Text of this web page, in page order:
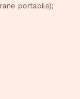
portabile);